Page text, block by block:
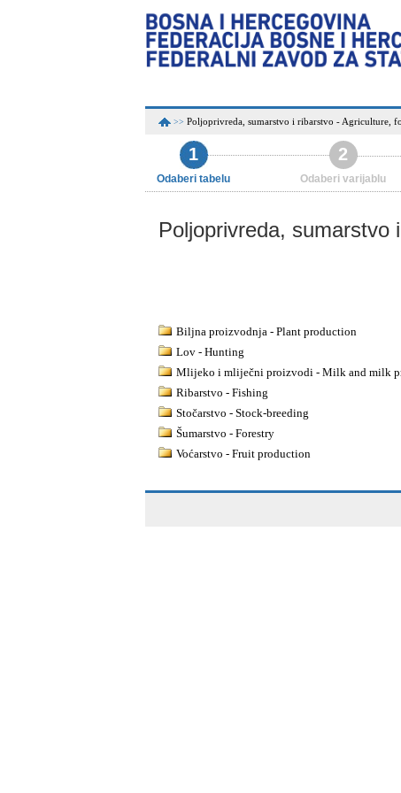
>> Poljoprivreda, sumarstvo i ribarstvo - Agriculture,
1
Odaberi tabelu
2
Odaberi varijablu
Poljoprivreda, sumarstvo
Biljna proizvodnja - Plant production
Lov - Hunting
Mlijeko i mliječni proizvodi - Milk and milk
Ribarstvo - Fishing
Stočarstvo - Stock-breeding
Šumarstvo - Forestry
Voćarstvo - Fruit production